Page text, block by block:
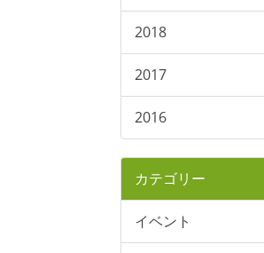
2018
2017
2016
カテゴリー
イベント